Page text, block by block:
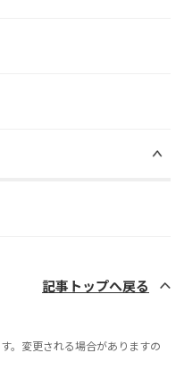
記事トップへ戻る
。変更される場合がありますの